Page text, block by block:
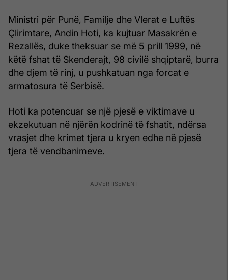
Ministri për Punë, Familje dhe Vlerat e Luftës
Çlirimtare, Andin Hoti, ka kujtuar Masakrën e
Rezallës, duke theksuar se më 5 prill 1999, në
këtë fshat të Skenderajt, 98 civilë shqiptarë, burra
dhe djem të rinj, u pushkatuan nga forcat e
armatosura të Serbisë.
Hoti ka potencuar se një pjesë e viktimave u
ekzekutuan në njërën kodrinë të fshatit, ndërsa
vrasjet dhe krimet tjera u kryen edhe në pjesë
tjera të vendbanimeve.